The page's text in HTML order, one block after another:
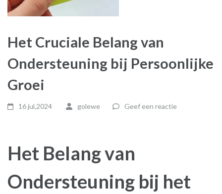
Het Cruciale Belang van
Ondersteuning bij Persoonlijke
Groei
16 jul,2024 golewe Geef een reactie
Het Belang van
Ondersteuning bij het